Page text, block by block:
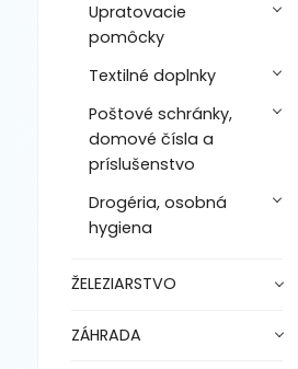
Upratovacie
pomôcky
Textilné doplnky
Poštové schránky,
domové čísla a
príslušenstvo
Drogéria, osobná
hygiena
ŽELEZIARSTVO
ZÁHRADA